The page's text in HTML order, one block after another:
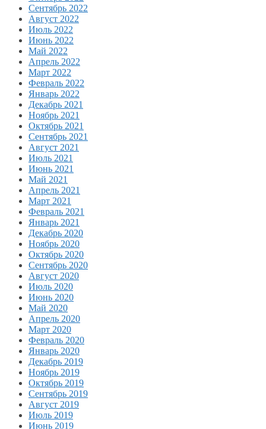
Сентябрь 2022
Август 2022
Июль 2022
Июнь 2022
Май 2022
Апрель 2022
Март 2022
Февраль 2022
Январь 2022
Декабрь 2021
Ноябрь 2021
Октябрь 2021
Сентябрь 2021
Август 2021
Июль 2021
Июнь 2021
Май 2021
Апрель 2021
Март 2021
Февраль 2021
Январь 2021
Декабрь 2020
Ноябрь 2020
Октябрь 2020
Сентябрь 2020
Август 2020
Июль 2020
Июнь 2020
Май 2020
Апрель 2020
Март 2020
Февраль 2020
Январь 2020
Декабрь 2019
Ноябрь 2019
Октябрь 2019
Сентябрь 2019
Август 2019
Июль 2019
Июнь 2019